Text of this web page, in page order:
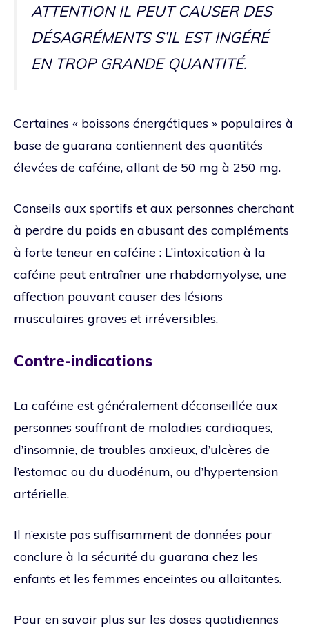
ATTENTION IL PEUT CAUSER DES
DÉSAGRÉMENTS S’IL EST INGÉRÉ
EN TROP GRANDE QUANTITÉ.
Certaines « boissons énergétiques » populaires à
base de guarana contiennent des quantités
élevées de caféine, allant de 50 mg à 250 mg.
Conseils aux sportifs et aux personnes cherchant
à perdre du poids en abusant des compléments
à forte teneur en caféine : L’intoxication à la
caféine peut entraîner une rhabdomyolyse, une
affection pouvant causer des lésions
musculaires graves et irréversibles.
Contre-indications
La caféine est généralement déconseillée aux
personnes souffrant de maladies cardiaques,
d’insomnie, de troubles anxieux, d’ulcères de
l’estomac ou du duodénum, ou d’hypertension
artérielle.
Il n’existe pas suffisamment de données pour
conclure à la sécurité du guarana chez les
enfants et les femmes enceintes ou allaitantes.
Pour en savoir plus sur les doses quotidiennes